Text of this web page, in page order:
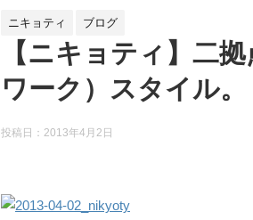
ニキョティ ブログ
【ニキョティ】二
ワーク）スタイル。
投稿日： 2013年4月2日